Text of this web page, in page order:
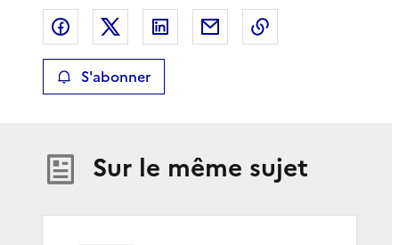
Partager sur Facebook
Partager sur XPartager sur LinkedIn
Partager par email
S'abonner
Sur le même sujet